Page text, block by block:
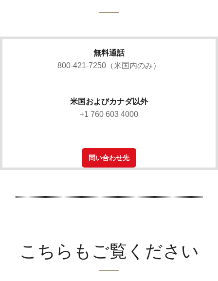
無料通話
800-421-7250（米国内のみ）
米国およびカナダ以外
+1 760 603 4000
問い合わせ先
こちらもご覧ください